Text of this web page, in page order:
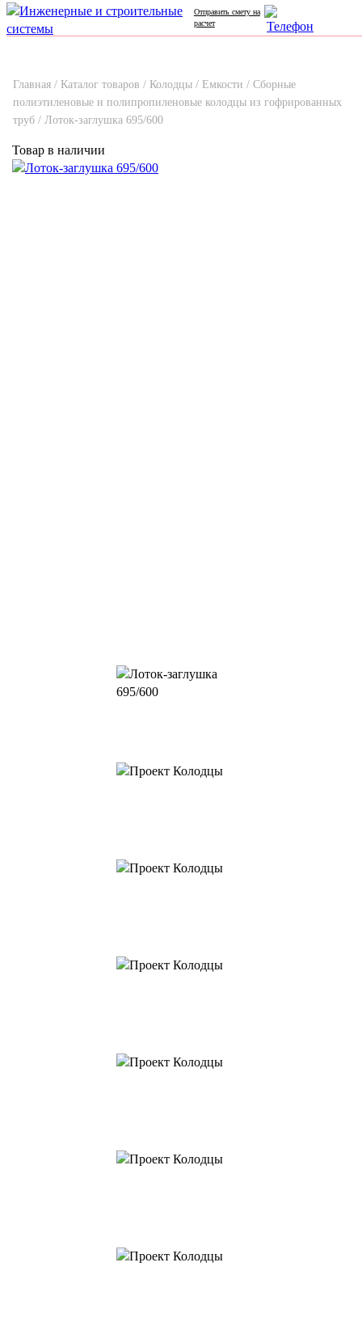
Отправить смету на
расчет
Главная / Каталог товаров / Колодцы / Емкости / Сборные
полиэтиленовые и полипропиленовые колодцы из гофрированных
труб / Лоток-заглушка 695/600
Товар в наличии